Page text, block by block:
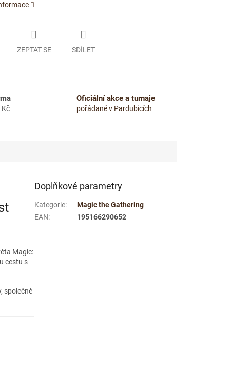
ZEPTAT SE SDÍLET
Kč
Oficiální akce a turnaje
pořádané v Pardubicích
Magic:
cestu s
společně
Doplňkové parametry
Kategorie:
Magic the Gathering
EAN: 195166290652